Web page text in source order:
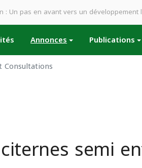
: Un pas en avant vers un développement
Annonces Publications
semi